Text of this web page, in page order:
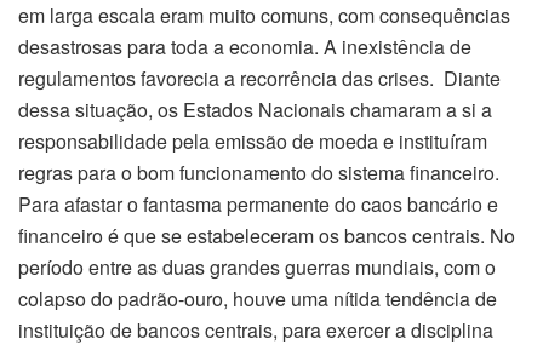
em larga escala eram muito comuns, com consequências
desastrosas para toda a economia. A inexistência de
regulamentos favorecia a recorrência das crises. Diante
dessa situação, os Estados Nacionais chamaram a si a
responsabilidade pela emissão de moeda e instituíram
regras para o bom funcionamento do sistema financeiro.
Para afastar o fantasma permanente do caos bancário e
financeiro é que se estabeleceram os bancos centrais. No
período entre as duas grandes guerras mundiais, com o
colapso do padrão-ouro, houve uma nítida tendência de
instituição de bancos centrais, para exercer a disciplina